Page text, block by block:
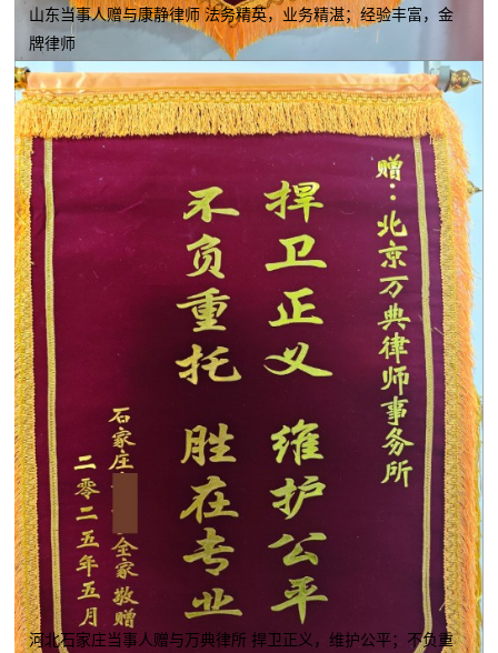
山东当事人赠与康静律师 法务精英，业务精湛；经验丰富，金
牌律师
河北石家庄当事人赠与万典律所 捍卫正义，维护公平；不负重